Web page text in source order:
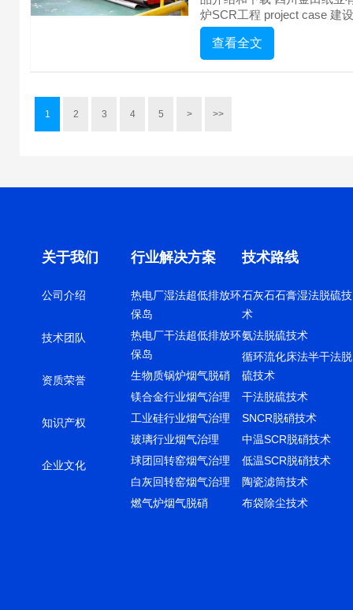
炉SCR工程 project case 建
查看全文
1 2 3 4 5 > >>
关于我们
公司介绍
技术团队
资质荣誉
知识产权
企业文化
行业解决方案
热电厂湿法超低排放环
保岛
热电厂干法超低排放环
保岛
生物质锅炉烟气脱硝
镁合金行业烟气治理
工业硅行业烟气治理
玻璃行业烟气治理
球团回转窑烟气治理
白灰回转窑烟气治理
燃气炉烟气脱硝
技术路线
石灰石石膏湿法脱硫技
术
氨法脱硫技术
循环流化床法半干法脱
硫技术
干法脱硫技术
SNCR脱硝技术
中温SCR脱硝技术
低温SCR脱硝技术
陶瓷滤筒技术
布袋除尘技术